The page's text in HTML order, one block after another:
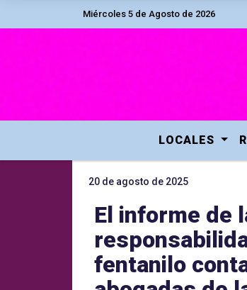
Miércoles 5 de Agosto de 2026
LOCALES
20 de agosto de 2025
El informe de
fentanilo